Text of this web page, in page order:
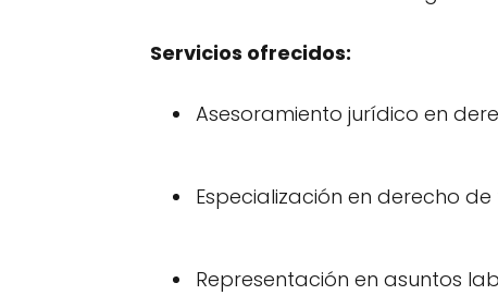
Servicios ofrecidos:
Asesoramiento jurídico en
Especialización en derecho
Representación en asuntos